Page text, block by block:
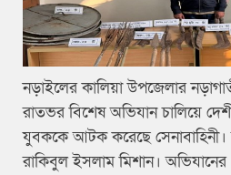
নড়াইলের কালিয়া উপজেলার
রাতভর বিশেষ অভিযান চালিয়ে
যুবককে আটক করেছে
রাকিবুল ইসলাম মিশান।